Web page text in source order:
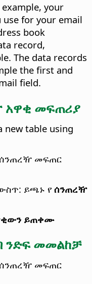
your
use for your email
book
record,
The data records
the first and
field.
አዋቂ መፍጠሪያ
new table using
መፍጠር
ይጫኑ የ ሰንጠረዥ
ይጠቀሙ
ንድፍ መመልከቻ
መፍጠር